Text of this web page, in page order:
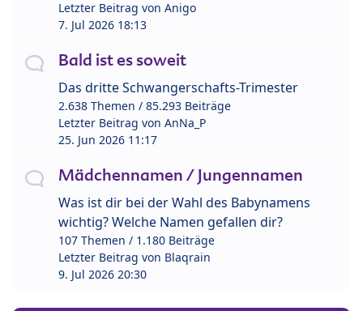
Letzter Beitrag von Anigo
7. Jul 2026 18:13
Bald ist es soweit
Das dritte Schwangerschafts-Trimester
2.638 Themen / 85.293 Beiträge
Letzter Beitrag von AnNa_P
25. Jun 2026 11:17
Mädchennamen / Jungennamen
Was ist dir bei der Wahl des Babynamens
wichtig? Welche Namen gefallen dir?
107 Themen / 1.180 Beiträge
Letzter Beitrag von Blaqrain
9. Jul 2026 20:30